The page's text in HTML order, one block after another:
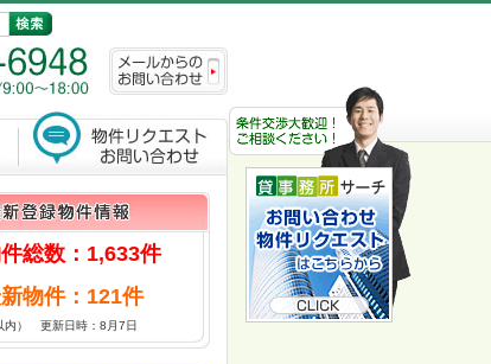
総数：1,633件
物件：121件
内） 更新日時：8月7日